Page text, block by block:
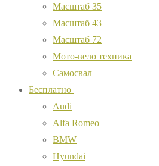
Масштаб 35
Масштаб 43
Масштаб 72
Мото-вело техника
Самосвал
Бесплатно
Audi
Alfa Romeo
BMW
Hyundai